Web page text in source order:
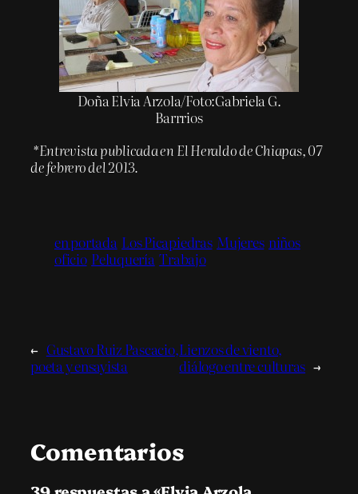
Doña Elvia Arzola/Foto:Gabriela G.
Barrrios
*Entrevista publicada en El Heraldo de Chiapas, 07
de febrero del 2013.
en portada Los Picapiedras Mujeres niños
oficio Peluquería Trabajo
← Gustavo Ruiz Pascacio,
poeta y ensayista
Lienzos de viento,
diálogo entre culturas →
Comentarios